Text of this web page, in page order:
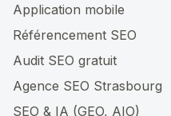
Application mobile
Référencement SEO
Audit SEO gratuit
Agence SEO Strasbourg
SEO & IA (GEO, AIO)